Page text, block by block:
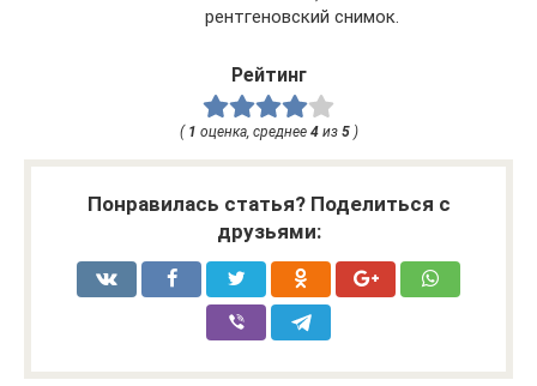
рентгеновский снимок.
Рейтинг
( 1 оценка, среднее 4из 5)
Понравилась статья? Поделиться с
друзьями: